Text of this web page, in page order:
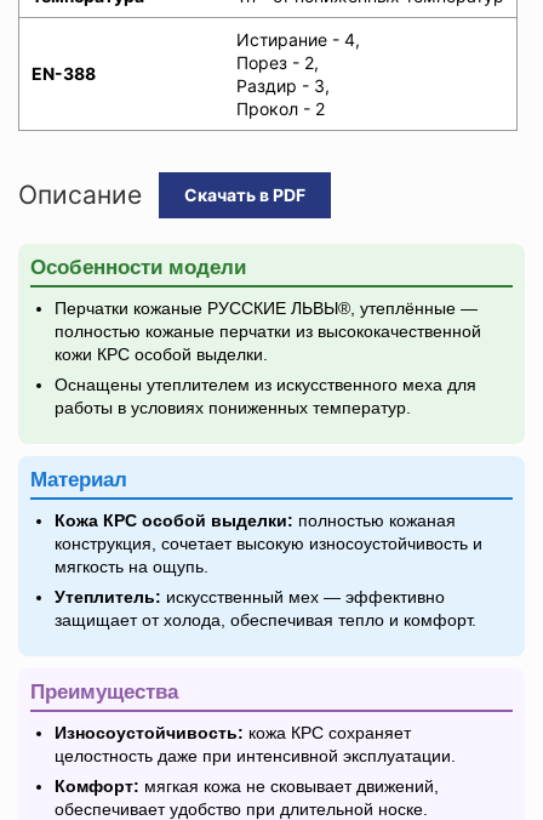
EN-388
Истирание - 4,
Порез - 2,
Раздир - 3,
Прокол - 2
Описание Скачать в PDF
Особенности модели
Перчатки кожаные РУССКИЕ ЛЬВЫ®, утеплённые —
полностью кожаные перчатки из высококачественной
кожи КРС особой выделки.
Оснащены утеплителем из искусственного меха для
работы в условиях пониженных температур.
Материал
Кожа КРС особой выделки: полностью кожаная
конструкция, сочетает высокую износоустойчивость и
мягкость на ощупь.
Утеплитель: искусственный мех — эффективно
защищает от холода, обеспечивая тепло и комфорт.
Преимущества
Износоустойчивость: кожа КРС сохраняет
целостность даже при интенсивной эксплуатации.
Комфорт: мягкая кожа не сковывает движений,
обеспечивает удобство при длительной носке.